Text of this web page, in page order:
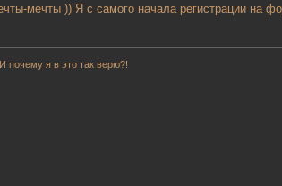
мечты )) Я с самого начала регистрации на
почему я в это так верю?!